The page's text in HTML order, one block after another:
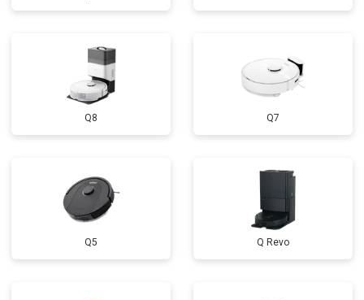
Q8 Q7
Q5 Q Revo